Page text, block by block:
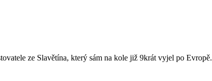
ze Slavětína, který sám na kole již 9krát vyjel po Evropě.